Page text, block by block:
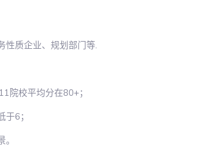
性质企业、规划部门等.
院校平均分在80+；
6；